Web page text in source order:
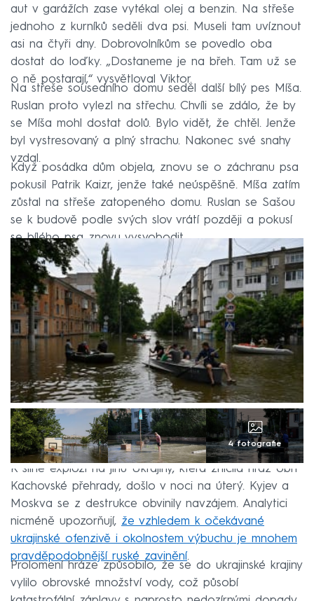
aut v garážích zase vytékal olej a benzin. Na střeše
jednoho z kurníků seděli dva psi. Museli tam uvíznout
asi na čtyři dny. Dobrovolníkům se povedlo oba
dostat do loďky. „Dostaneme je na břeh. Tam už se
o ně postarají,“ vysvětloval Viktor.
Na střeše sousedního domu seděl další bílý pes Míša.
Ruslan proto vylezl na střechu. Chvíli se zdálo, že by
se Míša mohl dostat dolů. Bylo vidět, že chtěl. Jenže
byl vystresovaný a plný strachu. Nakonec své snahy
vzdal.
Když posádka dům objela, znovu se o záchranu psa
pokusil Patrik Kaizr, jenže také neúspěšně. Míša zatím
zůstal na střeše zatopeného domu. Ruslan se Sašou
se k budově podle svých slov vrátí později a pokusí
se bílého psa znovu vysvobodit.
4 fotografie
K silné explozi na jihu Ukrajiny, která zničila hráz obří
Kachovské přehrady, došlo v noci na úterý. Kyjev a
Moskva se z destrukce obvinily navzájem. Analytici
nicméně upozorňují, že vzhledem k očekávané
ukrajinské ofenzivě i okolnostem výbuchu je mnohem
pravděpodobnější ruské zavinění.
Prolomení hráze způsobilo, že se do ukrajinské krajiny
vylilo obrovské množství vody, což působí